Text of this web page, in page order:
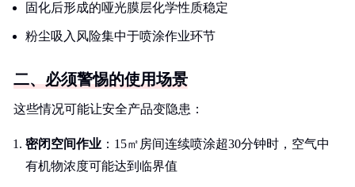
固化后形成的哑光膜层化学性质稳定
粉尘吸入风险集中于喷涂作业环节
二、必须警惕的使用场景
这些情况可能让安全产品变隐患：
密闭空间作业 ：15㎡房间连续喷涂超30分钟时，空气中
有机物浓度可能达到临界值